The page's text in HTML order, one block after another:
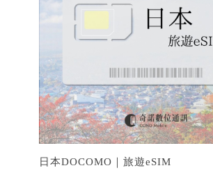
日本DOCOMO｜旅遊eSIM